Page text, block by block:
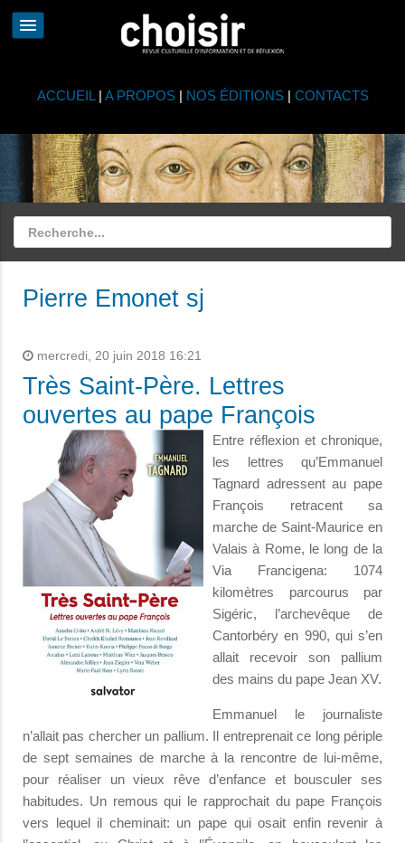
ACCUEIL | A PROPOS| NOS ÉDITIONS| CONTACTS
Pierre Emonet sj
mercredi, 20 juin 2018 16:21
Très Saint-Père. Lettres
ouvertes au pape François
Entre réflexion et chronique,
les lettres qu’Emmanuel
Tagnard adressent au pape
François retracent sa
marche de Saint-Maurice en
Valais à Rome, le long de la
Via Francigena: 1074
kilomètres parcourus par
Sigéric, l’archevêque de
Cantorbéry en 990, qui s’en
allait recevoir son pallium
des mains du pape Jean XV.
Emmanuel le journaliste
n’allait pas chercher un pallium. Il entreprenait ce long périple
de sept semaines de marche à la rencontre de lui-même,
pour réaliser un vieux rêve d’enfance et bousculer ses
habitudes. Un remous qui le rapprochait du pape François
vers lequel il cheminait: un pape qui osait enfin revenir à